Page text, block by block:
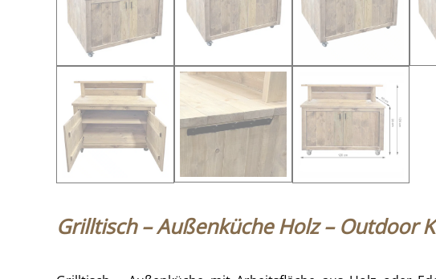
Grilltisch – Außenküche Holz – Outdoor